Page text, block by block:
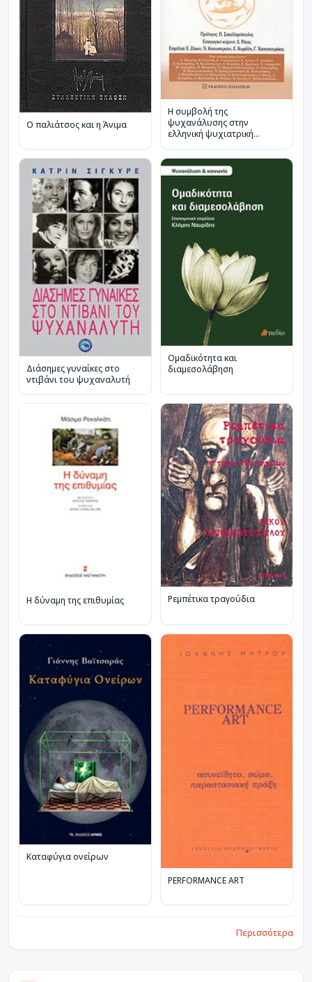
Ο παλιάτσος και η Άνιμα
Η συμβολή της
ψυχανάλυσης στην
ελληνική ψυχιατρική
Διάσημες γυναίκες στο
ντιβάνι του ψυχαναλυτή
Ομαδικότητα και
διαμεσολάβηση
Η δύναμη της επιθυμίας Ρεμπέτικα τραγούδια
Καταφύγια ονείρων
PERFORMANCE ART
Περισσότερα